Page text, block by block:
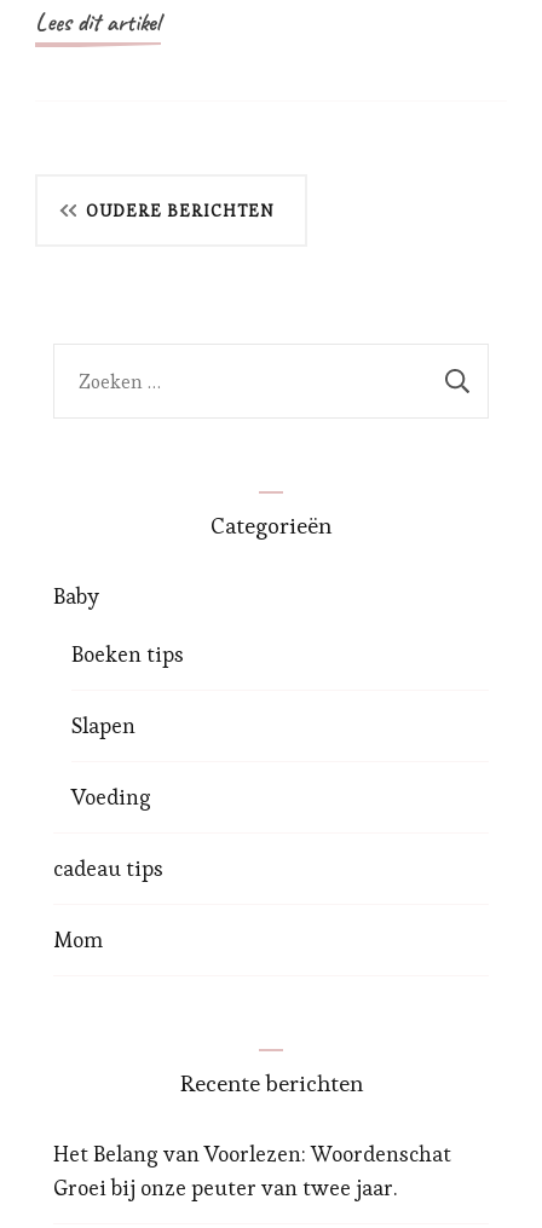
Lees dit artikel
Berichtnavigatie
OUDERE BERICHTEN
Categorieën
Baby
Boeken tips
Slapen
Voeding
cadeau tips
Mom
Recente berichten
Het Belang van Voorlezen: Woordenschat
Groei bij onze peuter van twee jaar.